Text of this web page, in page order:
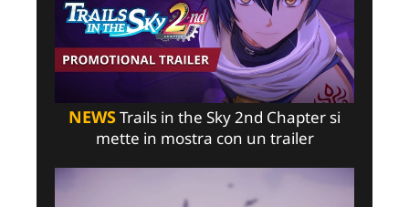
NEWSTrails in the Sky 2nd Chapter si
mette in mostra con un trailer